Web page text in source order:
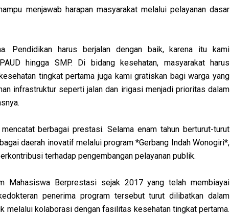
menjawab harapan masyarakat melalui pelayanan dasar
Pendidikan harus berjalan dengan baik, karena itu kami
hingga SMP. Di bidang kesehatan, masyarakat harus
tingkat pertama juga kami gratiskan bagi warga yang
infrastruktur seperti jalan dan irigasi menjadi prioritas dalam
berbagai prestasi. Selama enam tahun berturut-turut
daerah inovatif melalui program *Gerbang Indah Wonogiri*,
terhadap pengembangan pelayanan publik.
Mahasiswa Berprestasi sejak 2017 yang telah membiayai
penerima program tersebut turut dilibatkan dalam
melalui kolaborasi dengan fasilitas kesehatan tingkat pertama.